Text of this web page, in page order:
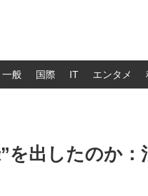
一般 国際 IT エンタメ
を出したのか